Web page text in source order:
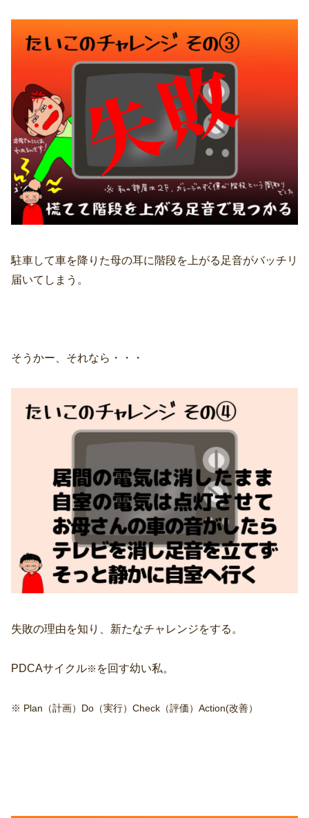
駐車して車を降りた母の耳に階段を上がる足音がバッチリ
届いてしまう。
そうかー、それなら・・・
失敗の理由を知り、新たなチャレンジをする。
PDCAサイクル※ を回す幼い私。
※ Plan（計画）Do（実行）Check（評価）Action(改善）